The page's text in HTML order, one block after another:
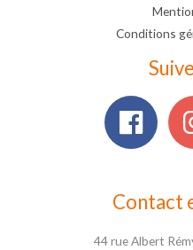
Conditions
Contact
44 rue Albert